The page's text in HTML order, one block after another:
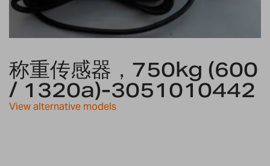
the
beginning
of
the
称重传感器，750kg (600
/ 1320a)-3051010442
View alternative models